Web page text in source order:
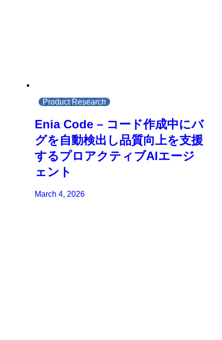
Product Research
Enia Code – コード作成中にバ
グを自動検出し品質向上を支援
するプロアクティブAIエージ
ェント
March 4, 2026